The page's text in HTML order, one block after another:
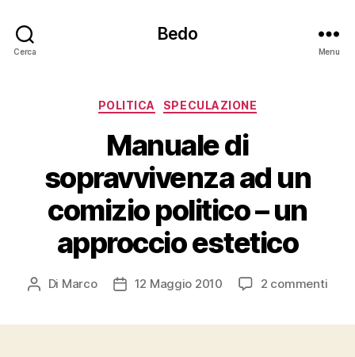
Cerca
Bedo
Menu
Categorie
POLITICA SPECULAZIONE
Manuale di
sopravvivenza ad un
comizio politico – un
approccio estetico
Autore
Di Marco
Data12 Maggio 2010 2 commentisu